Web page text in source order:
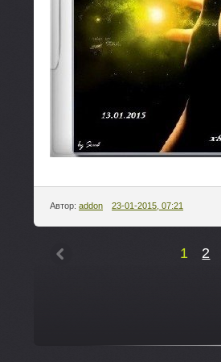
Автор: addon 23-01-2015, 07:21
1 2